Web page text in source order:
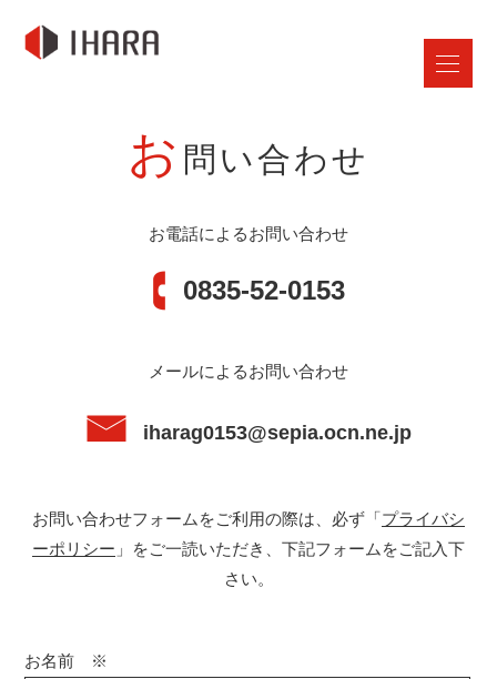
お 問い合わせ
お電話によるお問い合わせ
0835-52-0153
メールによるお問い合わせ
iharag0153@sepia.ocn.ne.jp
お問い合わせフォームをご利用の際は、必ず「プライバシ
ーポリシー 」をご一読いただき、下記フォームをご記入下
さい。
お名前 ※